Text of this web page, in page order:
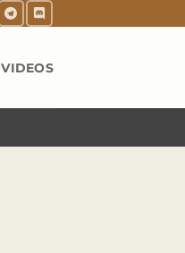
VIDEOS